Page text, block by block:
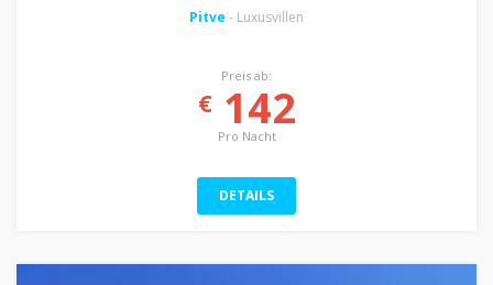
Pitve - Luxusvillen
Preis ab:
€142
Pro Nacht
DETAILS